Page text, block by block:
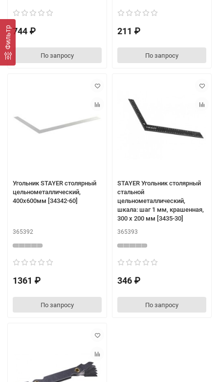
Фильтр 744 ₽
По запросу
211 ₽
По запросу
Угольник STAYER столярный
цельнометаллический,
400х600мм [34342-60]
365392
1361 ₽
По запросу
STAYER Угольник столярный
стальной
цельнометаллический,
шкала: шаг 1 мм, крашенная,
300 х 200 мм [3435-30]
365393
346 ₽
По запросу